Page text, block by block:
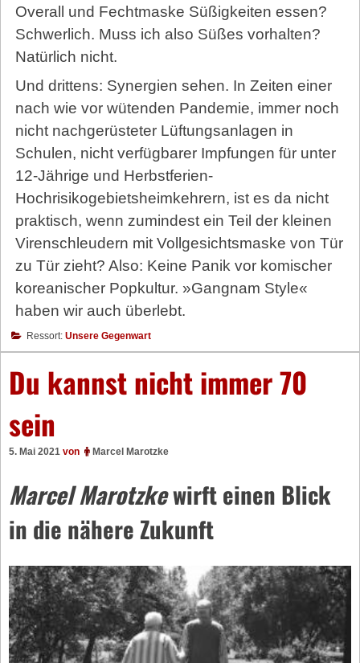
Overall und Fechtmaske Süßigkeiten essen?
Schwerlich. Muss ich also Süßes vorhalten?
Natürlich nicht.
Und drittens: Synergien sehen. In Zeiten einer
nach wie vor wütenden Pandemie, immer noch
nicht nachgerüsteter Lüftungsanlagen in
Schulen, nicht verfügbarer Impfungen für unter
12-Jährige und Herbstferien-
Hochrisikogebietsheimkehrern, ist es da nicht
praktisch, wenn zumindest ein Teil der kleinen
Virenschleudern mit Vollgesichtsmaske von Tür
zu Tür zieht? Also: Keine Panik vor komischer
koreanischer Popkultur. »Gangnam Style«
haben wir auch überlebt.
Ressort: Unsere Gegenwart
Du kannst nicht immer 70
sein
5. Mai 2021 von Marcel Marotzke
Marcel Marotzkewirft einen Blick
in die nähere Zukunft